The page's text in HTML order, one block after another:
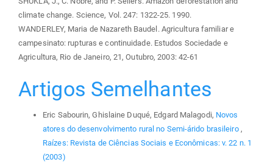
climate change. Science, Vol. 247: 1322-25. 1990.
WANDERLEY, Maria de Nazareth Baudel. Agricultura familiar e
campesinato: rupturas e continuidade. Estudos Sociedade e
Agricultura, Rio de Janeiro, 21, Outubro, 2003: 42-61
Artigos Semelhantes
Eric Sabourin, Ghislaine Duqué, Edgard Malagodi, Novos
atores do desenvolvimento rural no Semi-árido brasileiro ,
Raízes: Revista de Ciências Sociais e Econômicas: v. 22 n. 1
(2003)